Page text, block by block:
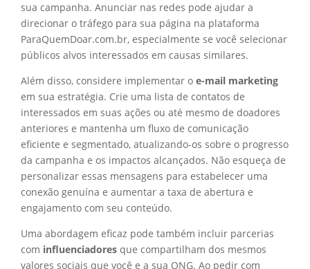
sua campanha. Anunciar nas redes pode ajudar a
direcionar o tráfego para sua página na plataforma
ParaQuemDoar.com.br, especialmente se você selecionar
públicos alvos interessados em causas similares.
Além disso, considere implementar o e-mail marketing
em sua estratégia. Crie uma lista de contatos de
interessados em suas ações ou até mesmo de doadores
anteriores e mantenha um fluxo de comunicação
eficiente e segmentado, atualizando-os sobre o progresso
da campanha e os impactos alcançados. Não esqueça de
personalizar essas mensagens para estabelecer uma
conexão genuína e aumentar a taxa de abertura e
engajamento com seu conteúdo.
Uma abordagem eficaz pode também incluir parcerias
com influenciadores que compartilham dos mesmos
valores sociais que você e a sua ONG. Ao pedir com